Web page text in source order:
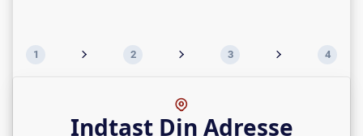
1 2 3 4
Indtast Din Adresse